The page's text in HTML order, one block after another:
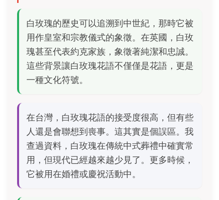
白玫瑰的歷史可以追溯到中世紀，那時它被
用作皇室和宗教儀式的象徵。在英國，白玫
瑰甚至代表約克家族，象徵著純潔和忠誠。
這些背景讓白玫瑰花語不僅僅是花語，更是
一種文化符號。
在台灣，白玫瑰花語的接受度很高，但有些
人還是會聯想到喪事。這其實是個誤區。我
查過資料，白玫瑰在傳統中式葬禮中確實常
用，但現代已經越來越少見了。更多時候，
它被用在婚禮或慶祝活動中。